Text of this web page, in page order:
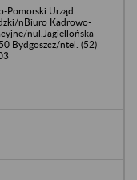
Pomorski Urząd
nBiuro Kadrowo-
nul.Jagiellońska
Bydgoszcz/ntel. (52)